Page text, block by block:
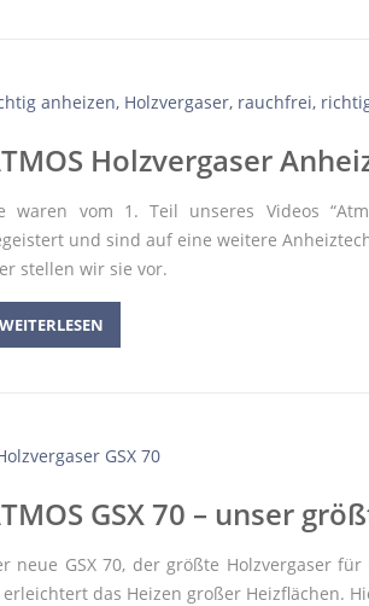
Holzvergaser
waren vom 1. Teil unseres Videos
und sind auf eine weitere
stellen wir sie vor.
WEITERLESEN
GSX 70 – unser
neue GSX 70, der größte Holzvergaser
erleichtert das Heizen großer Heizflächen.